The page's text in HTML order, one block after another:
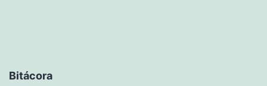
Bitácora